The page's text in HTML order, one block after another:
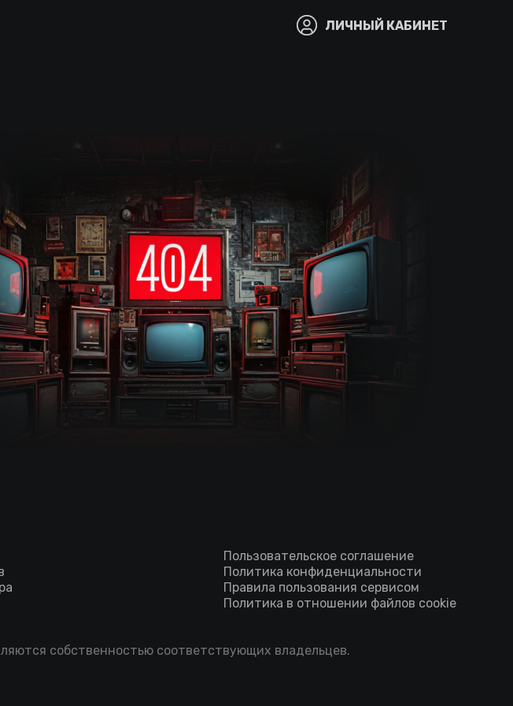
ЛИЧНЫЙ КАБИНЕТ
Пользовательское соглашение
Политика конфиденциальности
Правила пользования сервисом
Политика в отношении файлов cookie
собственностью соответствующих владельцев.